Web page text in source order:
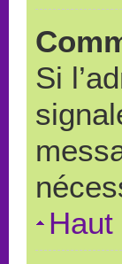
Si
Haut